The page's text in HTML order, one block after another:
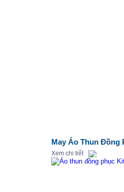
May Áo Thun Đồng
Xem chi tiết